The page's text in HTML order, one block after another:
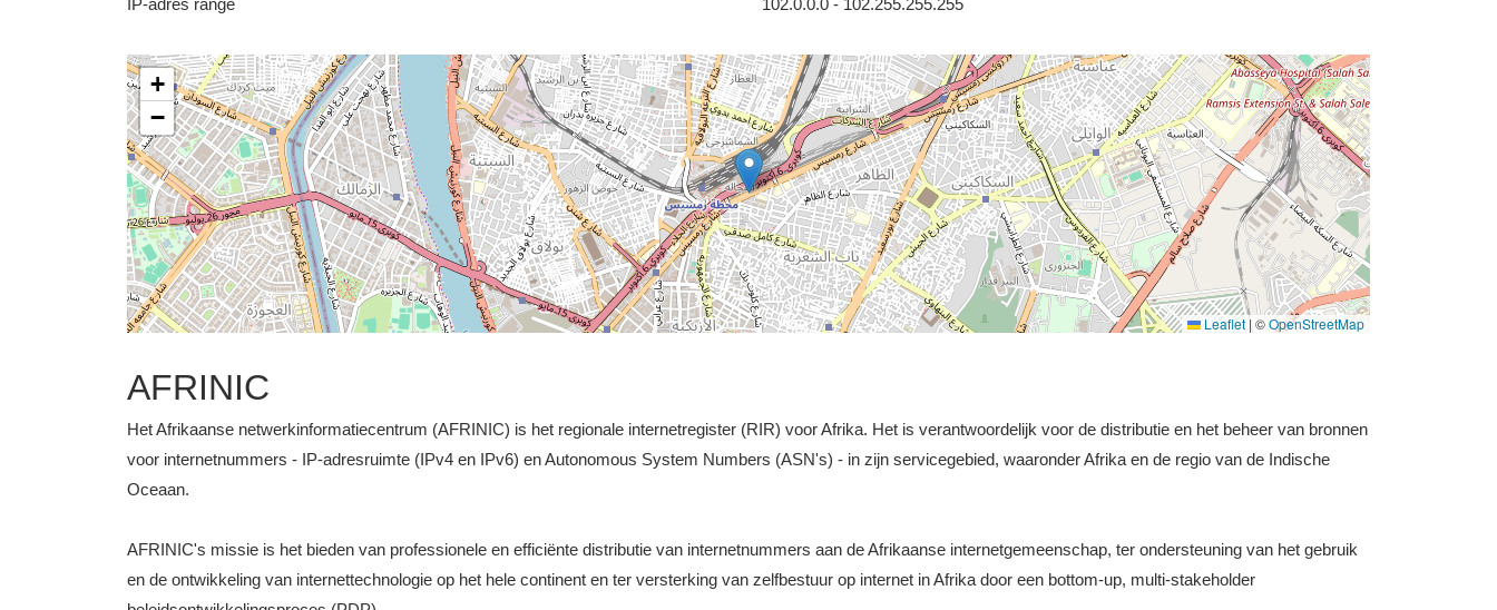
IP-adres range
102.0.0.0 - 102.255.255.255
+
−
Leaflet | ©OpenStreetMap
AFRINIC
Het Afrikaanse netwerkinformatiecentrum (AFRINIC) is het regionale internetregister (RIR) voor Afrika. Het is verantwoordelijk voor de distributie en het beheer van bronnen
voor internetnummers - IP-adresruimte (IPv4 en IPv6) en Autonomous System Numbers (ASN's) - in zijn servicegebied, waaronder Afrika en de regio van de Indische
Oceaan.
AFRINIC's missie is het bieden van professionele en efficiënte distributie van internetnummers aan de Afrikaanse internetgemeenschap, ter ondersteuning van het gebruik
en de ontwikkeling van internettechnologie op het hele continent en ter versterking van zelfbestuur op internet in Afrika door een bottom-up, multi-stakeholder